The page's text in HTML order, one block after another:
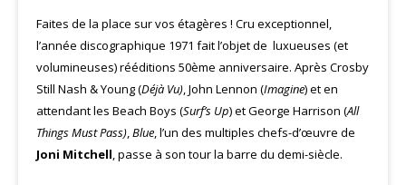
Faites de la place sur vos étagères ! Cru exceptionnel,
l’année discographique 1971 fait l’objet de luxueuses (et
volumineuses) rééditions 50ème anniversaire. Après Crosby
Still Nash & Young (Déjà Vu), John Lennon (Imagine) et en
attendant les Beach Boys (Surf’s Up) et George Harrison (All
Things Must Pass),Blue, l’un des multiples chefs-d’œuvre de
Joni Mitchell, passe à son tour la barre du demi-siècle.